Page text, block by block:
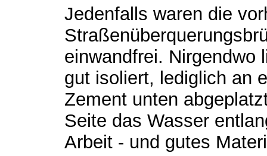
Jedenfalls waren die
einwandfrei. Nirgendwo
gut isoliert, lediglich an
Zement unten
Seite das Wasser
Arbeit - und gutes